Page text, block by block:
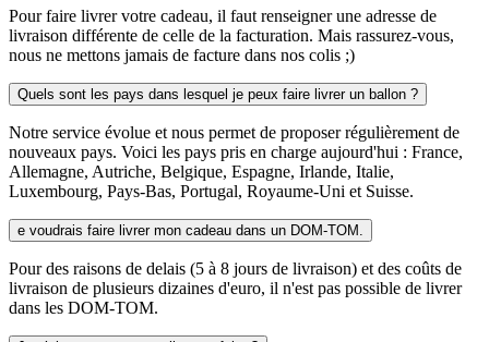
Pour faire livrer votre cadeau, il faut renseigner une adresse de
livraison différente de celle de la facturation. Mais rassurez-vous,
nous ne mettons jamais de facture dans nos colis ;)
Quels sont les pays dans lesquel je peux faire livrer un ballon ?
Notre service évolue et nous permet de proposer régulièrement de
nouveaux pays. Voici les pays pris en charge aujourd'hui : France,
Allemagne, Autriche, Belgique, Espagne, Irlande, Italie,
Luxembourg, Pays-Bas, Portugal, Royaume-Uni et Suisse.
e voudrais faire livrer mon cadeau dans un DOM-TOM.
Pour des raisons de delais (5 à 8 jours de livraison) et des coûts de
livraison de plusieurs dizaines d'euro, il n'est pas possible de livrer
dans les DOM-TOM.